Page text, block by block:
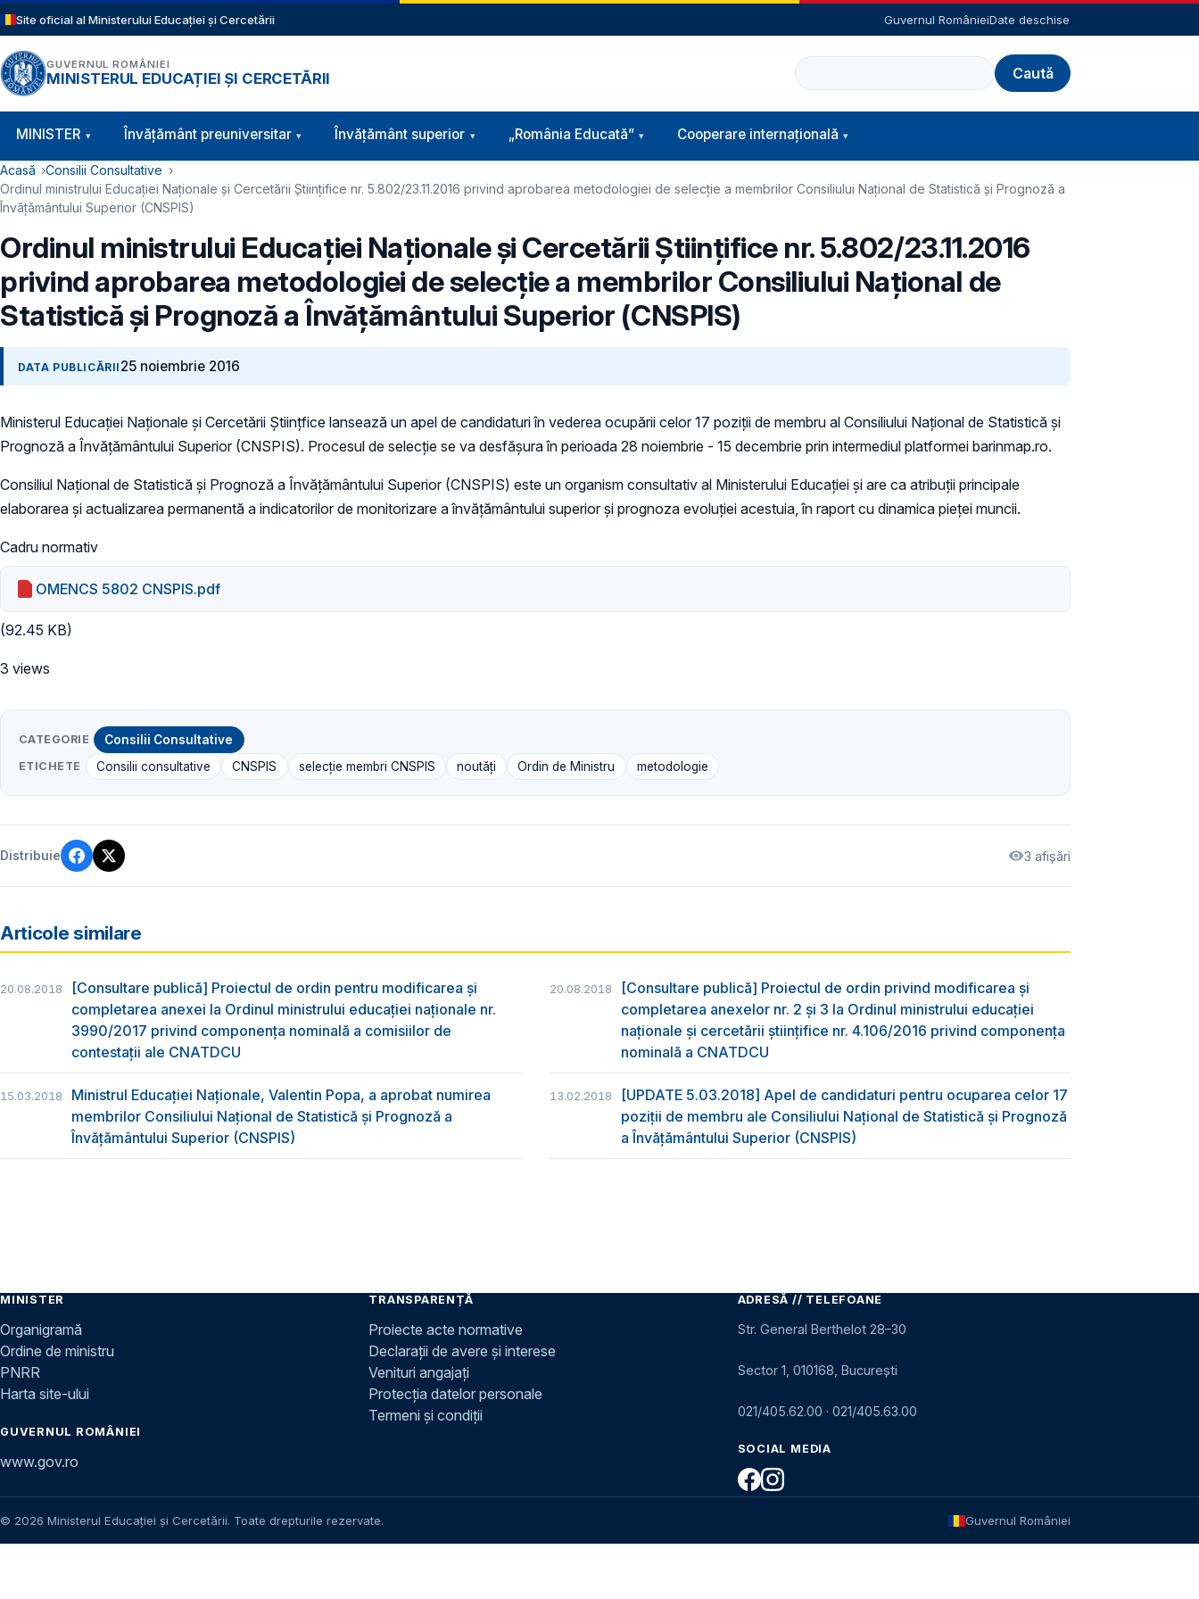
Sari la conținutul principal
Site oficial al Ministerului Educației și Cercetării Guvernul RomânieiDate deschise
GUVERNUL ROMÂNIEI
MINISTERUL EDUCAȚIEI ȘI CERCETĂRII
Caută
Navigație principală
MINISTER Învăţământ preuniversitar Învățământ superior „România Educată” Cooperare internațională
Cale de navigare
Acasă
Consilii Consultative
Ordinul ministrului Educației Naționale și Cercetării Științifice nr. 5.802/23.11.2016 privind aprobarea metodologiei de selecție a membrilor Consiliului Național de Statistică și Prognoză a
Învățământului Superior (CNSPIS)
Ordinul ministrului Educației Naționale și Cercetării Științifice nr. 5.802/23.11.2016
privind aprobarea metodologiei de selecție a membrilor Consiliului Național de
Statistică și Prognoză a Învățământului Superior (CNSPIS)
DATA PUBLICĂRII 25 noiembrie 2016
Ministerul Educației Naționale și Cercetării Științfice lansează un apel de candidaturi în vederea ocupării celor 17 poziții de membru al Consiliului Național de Statistică și
Prognoză a Învățământului Superior (CNSPIS). Procesul de selecție se va desfășura în perioada 28 noiembrie - 15 decembrie prin intermediul platformei barinmap.ro.
Consiliul Național de Statistică și Prognoză a Învățământului Superior (CNSPIS) este un organism consultativ al Ministerului Educației și are ca atribuții principale
elaborarea și actualizarea permanentă a indicatorilor de monitorizare a învățământului superior și prognoza evoluției acestuia, în raport cu dinamica pieței muncii.
Cadru normativ
OMENCS 5802 CNSPIS.pdf
(92.45 KB)
3 views
CATEGORIE Consilii Consultative
ETICHETE Consilii consultative CNSPIS selecție membri CNSPIS noutăți Ordin de Ministru metodologie
Distribuie 3 afișări
Articole similare
20.08.2018
[Consultare publică] Proiectul de ordin pentru modificarea și
completarea anexei la Ordinul ministrului educației naționale nr.
3990/2017 privind componența nominală a comisiilor de
contestații ale CNATDCU
20.08.2018
[Consultare publică] Proiectul de ordin privind modificarea și
completarea anexelor nr. 2 și 3 la Ordinul ministrului educației
naționale și cercetării științifice nr. 4.106/2016 privind componența
nominală a CNATDCU
15.03.2018
Ministrul Educației Naționale, Valentin Popa, a aprobat numirea
membrilor Consiliului Național de Statistică și Prognoză a
Învățământului Superior (CNSPIS)
13.02.2018
[UPDATE 5.03.2018] Apel de candidaturi pentru ocuparea celor 17
poziții de membru ale Consiliului Național de Statistică și Prognoză
a Învățământului Superior (CNSPIS)
MINISTER
Organigramă
Ordine de ministru
PNRR
Harta site-ului
GUVERNUL ROMÂNIEI
www.gov.ro
TRANSPARENȚĂ
Proiecte acte normative
Declarații de avere și interese
Venituri angajați
Protecția datelor personale
Termeni și condiții
ADRESĂ // TELEFOANE
Str. General Berthelot 28–30
Sector 1, 010168, București
021/405.62.00 · 021/405.63.00
SOCIAL MEDIA
© 2026 Ministerul Educației și Cercetării. Toate drepturile rezervate. Guvernul României